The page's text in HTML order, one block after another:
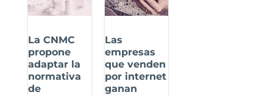
La CNMC
propone
adaptar la
normativa
de
Las
empresas
que venden
por internet
ganan